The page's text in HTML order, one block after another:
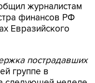
журналистам
финансов РФ
Евразийского
пострадавших
группе в